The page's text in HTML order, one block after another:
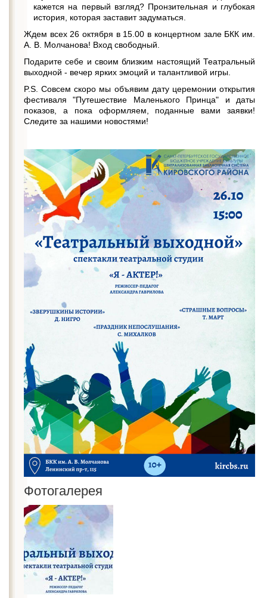
кажется на первый взгляд? Пронзительная и глубокая
история, которая заставит задуматься.
Ждем всех 26 октября в 15.00 в концертном зале БКК им.
А. В. Молчанова! Вход свободный.
Подарите себе и своим близким настоящий Театральный
выходной - вечер ярких эмоций и талантливой игры.
P.S. Совсем скоро мы объявим дату церемонии открытия
фестиваля "Путешествие Маленького Принца" и даты
показов, а пока оформляем, поданные вами заявки!
Следите за нашими новостями!
Фотогалерея